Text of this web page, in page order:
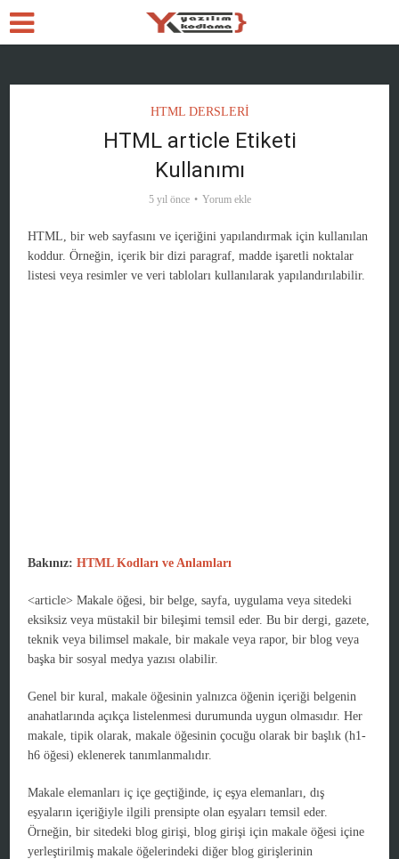
HTML DERSLERİ
HTML article Etiketi
Kullanımı
5 yıl önce Yorum ekle
HTML, bir web sayfasını ve içeriğini yapılandırmak için kullanılan
koddur. Örneğin, içerik bir dizi paragraf, madde işaretli noktalar
listesi veya resimler ve veri tabloları kullanılarak yapılandırılabilir.
Bakınız:HTML Kodları ve Anlamları
<article> Makale öğesi, bir belge, sayfa, uygulama veya sitedeki
eksiksiz veya müstakil bir bileşimi temsil eder. Bu bir dergi, gazete,
teknik veya bilimsel makale, bir makale veya rapor, bir blog veya
başka bir sosyal medya yazısı olabilir.
Genel bir kural, makale öğesinin yalnızca öğenin içeriği belgenin
anahatlarında açıkça listelenmesi durumunda uygun olmasıdır. Her
makale, tipik olarak, makale öğesinin çocuğu olarak bir başlık (h1-
h6 öğesi) eklenerek tanımlanmalıdır.
Makale elemanları iç içe geçtiğinde, iç eşya elemanları, dış
eşyaların içeriğiyle ilgili prensipte olan eşyaları temsil eder.
Örneğin, bir sitedeki blog girişi, blog girişi için makale öğesi içine
yerleştirilmiş makale öğelerindeki diğer blog girişlerinin